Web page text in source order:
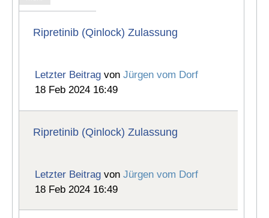
Ripretinib (Qinlock) Zulassung
Letzter Beitrag vonJürgen vom Dorf
18 Feb 2024 16:49
Ripretinib (Qinlock) Zulassung
Letzter Beitrag vonJürgen vom Dorf
18 Feb 2024 16:49